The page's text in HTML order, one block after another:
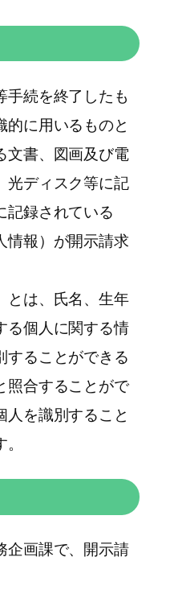
手続を終了したも
的に用いるものと
文書、図画及び電
光ディスク等に記
記録されている
情報）が開示請求
とは、氏名、生年
る個人に関する情
することができる
照合することがで
人を識別すること
企画課で、開示請